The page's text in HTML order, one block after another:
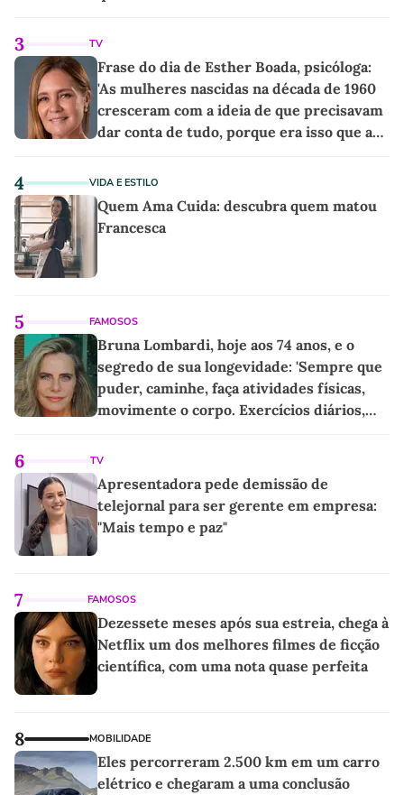
3 TV
Frase do dia de Esther Boada, psicóloga:
'As mulheres nascidas na década de 1960
cresceram com a ideia de que precisavam
dar conta de tudo, porque era isso que a
4 VIDA E ESTILO
Quem Ama Cuida: descubra quem matou
Francesca
5 FAMOSOS
Bruna Lombardi, hoje aos 74 anos, e o
segredo de sua longevidade: 'Sempre que
puder, caminhe, faça atividades físicas,
movimente o corpo. Exercícios diários,
6 TV
Apresentadora pede demissão de
telejornal para ser gerente em empresa:
"Mais tempo e paz"
7 FAMOSOS
Dezessete meses após sua estreia, chega à
Netflix um dos melhores filmes de ficção
científica, com uma nota quase perfeita
8 MOBILIDADE
Eles percorreram 2.500 km em um carro
elétrico e chegaram a uma conclusão